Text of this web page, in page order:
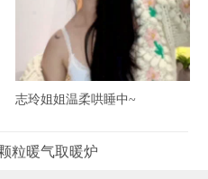
志玲姐姐温柔哄睡中~